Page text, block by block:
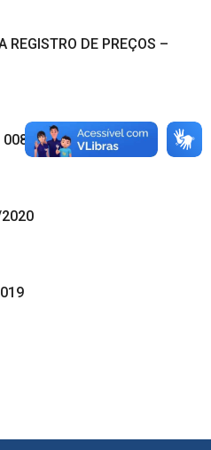
REGISTRO DE PREÇOS –
008/2021
2020